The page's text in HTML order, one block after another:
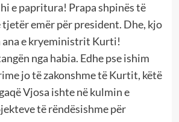
e papritura! Prapa shpinës të
tjetër emër për president. Dhe, kjo
ana e kryeministrit Kurti!
nga habia. Edhe pse ishim
jo të zakonshme të Kurtit, këtë
Vjosa ishte në kulmin e
të rëndësishme për